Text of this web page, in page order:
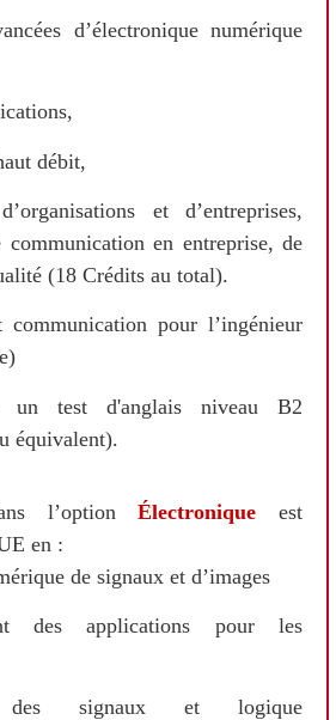
d’électronique numérique
débit,
et d’entreprises,
communication en entreprise, de
(18 Crédits au total).
pour l’ingénieur
un test d'anglais niveau B2
équivalent).
l’optionÉlectronique est
en :
de signaux et d’images
des applications pour les
des signaux et logique